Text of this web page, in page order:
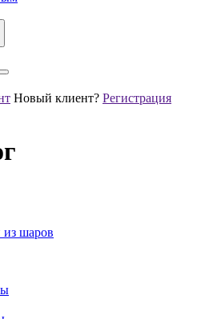
Новый клиент? Регистрация
шаров